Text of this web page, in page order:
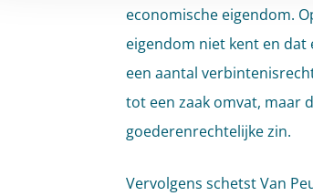
economische eigendom.
eigendom niet kent en dat
een aantal
tot een zaak omvat, maar
goederenrechtelijke zin.
Vervolgens schetst Van